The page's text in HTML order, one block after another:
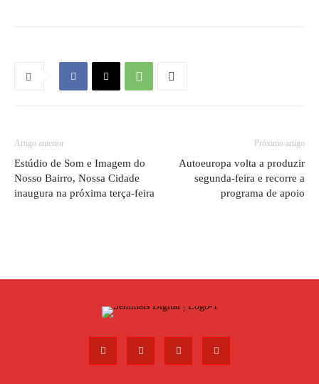
Artigo anterior
Estúdio de Som e Imagem do
Nosso Bairro, Nossa Cidade
inaugura na próxima terça-feira
Próximo artigo
Autoeuropa volta a produzir
segunda-feira e recorre a
programa de apoio